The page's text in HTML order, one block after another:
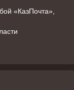
«КазПочта»,